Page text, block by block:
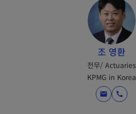
조 영환
전무/ Actuaries
KPMG in Korea
mail call